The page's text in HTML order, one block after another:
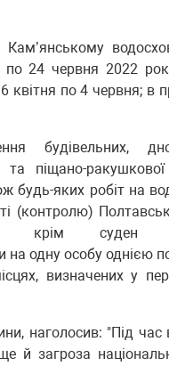
по 24 червня 2022
квітня по 4 червня;
будівельних,
піщано-
будь-яких робіт на
(контролю)
крім суден
на одну особу
визначених у
наголосив: "Під
загроза